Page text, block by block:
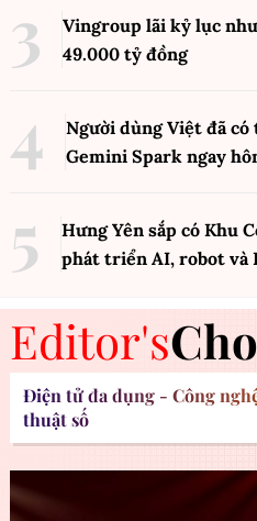
Vingroup lãi kỷ lục
49.000 tỷ đồng
Người dùng Việt đã
Gemini Spark ngay
Hưng Yên sắp có Khu
phát triển AI, robot và
Editor's
Điện tử đa dụng - Công
thuật số